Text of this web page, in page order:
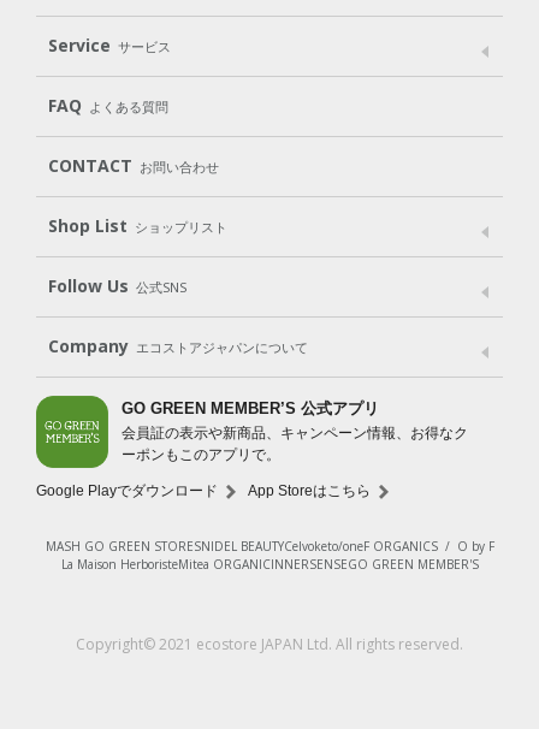
パッケージへのこだわり
動物実験をしない
Laundry
Cleaning Baby Kids
Body（ボディ） Hair（ヘア） Oral care（オーラルケア）
Goods （グッズ）
Gift set
Service サービス
User Guide
Subscription（定期便）
FAQ よくある質問
CONTACT お問い合わせ
Shop List ショップリスト
Shop List
Follow Us 公式SNS
LINE＠ Instagram Facebook
Company エコストアジャパンについて
会社案内 ご利用規約
プライバシーポリシー
特定商取引法に基づく表示
免責事項
法人会員サービス
New Zealand Site
GO GREEN MEMBER’S 公式アプリ
会員証の表示や新商品、キャンペーン情報、お得なク
ーポンもこのアプリで。
Google Playでダウンロード App Storeはこちら
MASH GO GREEN STORESNIDEL BEAUTYCelvoketo/oneF ORGANICS/ O by F
La Maison HerboristeMitea ORGANICINNERSENSEGO GREEN MEMBER'S
Copyright© 2021 ecostore JAPAN Ltd. All rights reserved.